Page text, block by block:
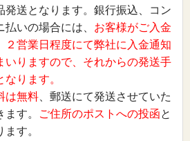
発送となります。銀行振込、コン
払いの場合には、 お客様がご入金
２営業日程度にて弊社に入金通知
いりますので、それからの発送手
なります。
は無料 、郵送にて発送させていた
ます。
ご住所のポストへの投函と
ます。